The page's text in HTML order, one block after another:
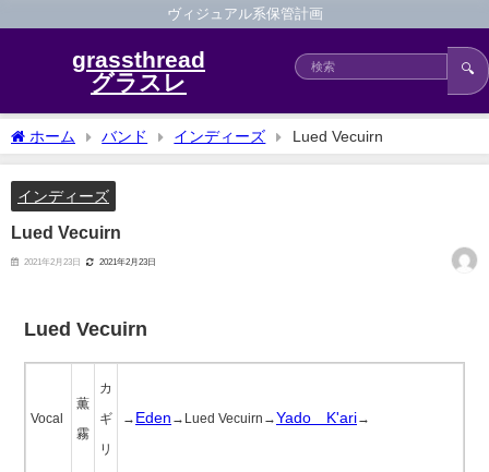
ヴィジュアル系保管計画
grassthread
グラスレ
🔍
ホーム バンド インディーズ Lued Vecuirn
インディーズ
Lued Vecuirn
2021年2月23日 2021年2月23日
Lued Vecuirn
Vocal
薫
霧
カ
ギ
リ
→ Eden →Lued Vecuirn→Yado≠K'ari→